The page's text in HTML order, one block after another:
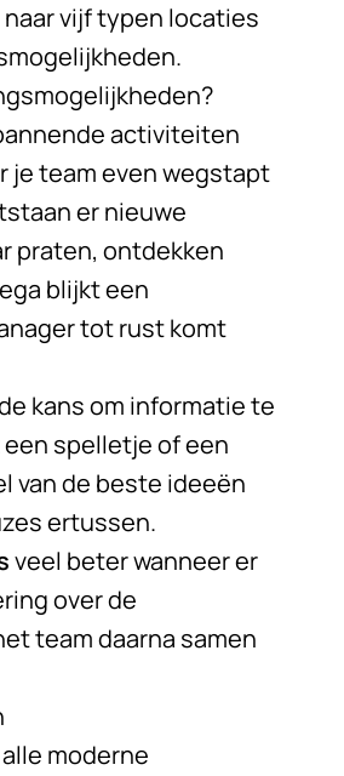
vijf typen locaties
activiteiten
je team even wegstapt
er nieuwe
praten, ontdekken
blijkt een
tot rust komt
kans om informatie te
spelletje of een
van de beste ideeën
ertussen.
veel beter wanneer er
over de
team daarna samen
moderne